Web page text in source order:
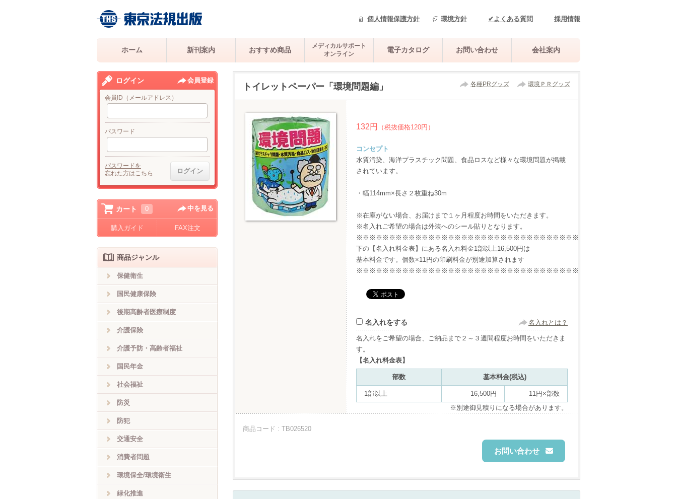
個人情報保護方針 環境方針 ✔よくある質問 採用情報
ホーム 新刊案内 おすすめ商品
メディカルサポート
オンライン
電子カタログ お問い合わせ 会社案内
各種PRグッズ 環境ＰＲグッズ
トイレットペーパー「環境問題編」
132円 （税抜価格120円）
コンセプト
水質汚染、海洋プラスチック問題、食品ロスなど様々な環境問題が掲載
されています。
・幅114mm×長さ２枚重ね30m
※在庫がない場合、お届けまで１ヶ月程度お時間をいただきます。
※名入れご希望の場合は外装へのシール貼りとなります。
※※※※※※※※※※※※※※※※※※※※※※※※※※※※※※※※※※※※※※※※※※※※※※※※
下の【名入れ料金表】にある名入れ料金1部以上16,500円は
基本料金です。個数×11円の印刷料金が別途加算されます
※※※※※※※※※※※※※※※※※※※※※※※※※※※※※※※※※※※※※※※※※※※※※※※※
名入れをする 名入れとは？
名入れをご希望の場合、ご納品まで２～３週間程度お時間をいただきま
す。
【名入れ料金表】
部数 基本料金(税込)
1部以上 16,500円
11円×部数
※別途御見積りになる場合があります。
商品コード : TB026520
お問い合わせ
ログイン 会員登録
会員ID（メールアドレス）
パスワード
パスワードを
忘れた方はこちら
カート 0 中を見る
購入ガイド FAX注文
商品ジャンル
保健衛生
国民健康保険
後期高齢者医療制度
介護保険
介護予防・高齢者福祉
国民年金
社会福祉
防災
防犯
交通安全
消費者問題
環境保全/環境衛生
緑化推進